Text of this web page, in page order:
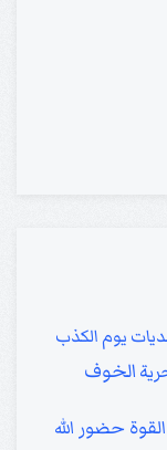
يوم الكذب
الخوف
القوة حضور الله